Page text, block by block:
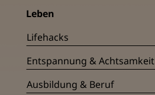
Leben
Lifehacks
Entspannung & Achtsamkeit
Ausbildung & Beruf